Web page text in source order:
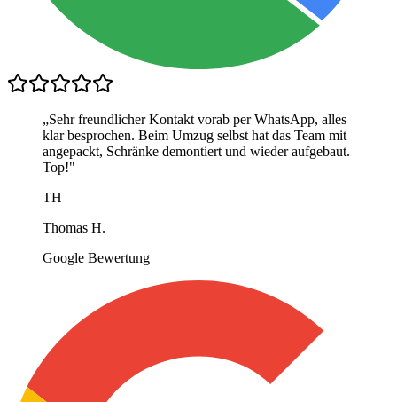
„Sehr freundlicher Kontakt vorab per WhatsApp, alles
klar besprochen. Beim Umzug selbst hat das Team mit
angepackt, Schränke demontiert und wieder aufgebaut.
Top!"
TH
Thomas H.
Google Bewertung